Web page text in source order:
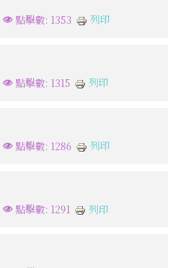
點擊數: 1353 列印
點擊數: 1315 列印
點擊數: 1286 列印
點擊數: 1291 列印